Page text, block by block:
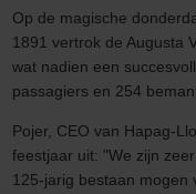
Op de magische
1891 vertrok de Augusta
wat nadien een
passagiers en 254
Pojer, CEO van Hapag-
feestjaar uit: "We zijn
125-jarig bestaan mogen